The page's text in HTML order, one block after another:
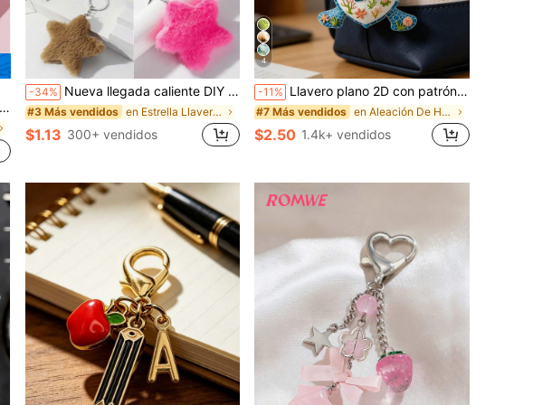
-34% Nueva llegada caliente DIY Hecho a mano Lindo llavero de peluche rosa en forma de estrella 1 pieza, Decoración de mochila con llavero, Encanto de bolso de peluche azul en forma de pentágono, Llavero de estrella para pareja, Regalo creativo para fiestas, Regalos de actividad para regalar a madres, padres, graduados y maestros
#3 Más vendidos en Estrella Llaveros y Accesorios
$1.13 300+ vendidos
4
-11% Llavero plano 2D con patrón de tortuga linda, adecuado para mochilas, llaves, carteras - Llavero de estilo lindo, perfecto para bolsos y llaves de coche, llaves de coche, mochilas y bolsos, adornos para bolsos, sin batería requerida, Día de San Valentín, accesorios prácticos para coche, carteras de mujer y accesorios para teléfono, regalos para amigos, familia, novias, accesorios para fiestas, recuerdos, regalos para amantes de los animales, plano 2D
#7 Más vendidos en Aleación De Hierro Llaveros y Accesorios
$2.50 1.4k+ vendidos